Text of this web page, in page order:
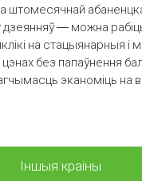
штомесячнай
дзеянняў — можна
на стацыянарныя і
цэнах без папаўнення
эканоміць на
Іншыя краіны